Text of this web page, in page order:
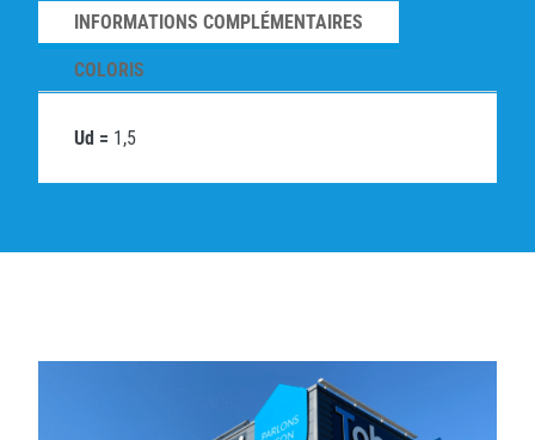
INFORMATIONS COMPLÉMENTAIRES
COLORIS
Ud = 1,5